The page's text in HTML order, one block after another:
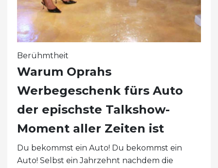
Berühmtheit
Warum Oprahs
Werbegeschenk fürs Auto
der epischste Talkshow-
Moment aller Zeiten ist
Du bekommst ein Auto! Du bekommst ein
Auto! Selbst ein Jahrzehnt nachdem die